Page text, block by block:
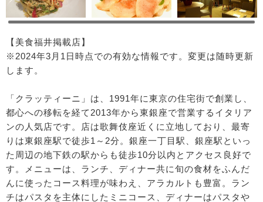
【美食福井掲載店】
※2024年3月1日時点での有効な情報です。変更は随時更新
します。
「クラッティーニ」は、1991年に東京の住宅街で創業し、
都心への移転を経て2013年から東銀座で営業するイタリア
ンの人気店です。店は歌舞伎座近くに立地しており、最寄
りは東銀座駅で徒歩1～2分。銀座一丁目駅、銀座駅といっ
た周辺の地下鉄の駅からも徒歩10分以内とアクセス良好で
す。メニューは、ランチ、ディナー共に旬の食材をふんだ
んに使ったコース料理が味わえ、アラカルトも豊富。ラン
チはパスタを主体にしたミニコース、ディナーはパスタや